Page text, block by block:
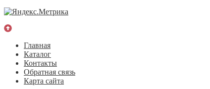
Главная
Каталог
Контакты
Обратная связь
Карта сайта